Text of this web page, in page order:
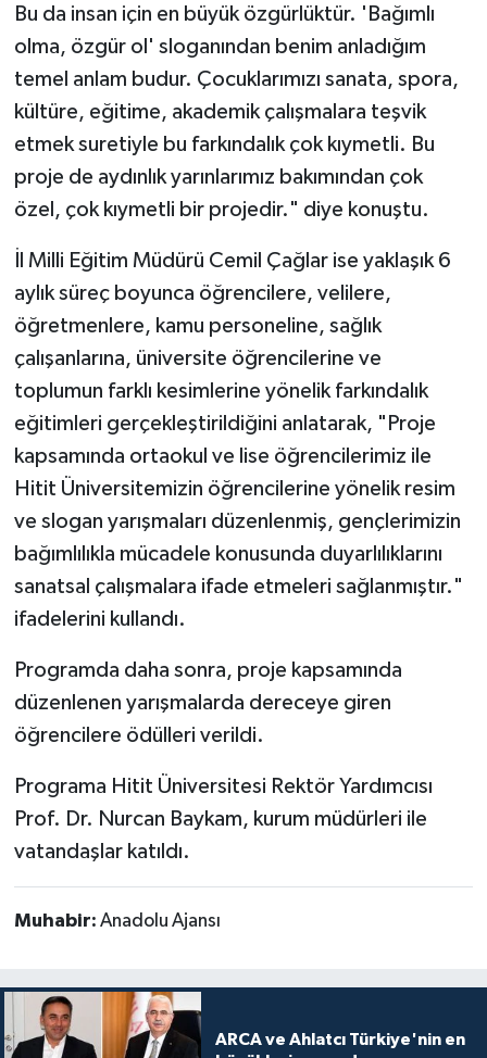
Bu da insan için en büyük özgürlüktür. 'Bağımlı
olma, özgür ol' sloganından benim anladığım
temel anlam budur. Çocuklarımızı sanata, spora,
kültüre, eğitime, akademik çalışmalara teşvik
etmek suretiyle bu farkındalık çok kıymetli. Bu
proje de aydınlık yarınlarımız bakımından çok
özel, çok kıymetli bir projedir." diye konuştu.
İl Milli Eğitim Müdürü Cemil Çağlar ise yaklaşık 6
aylık süreç boyunca öğrencilere, velilere,
öğretmenlere, kamu personeline, sağlık
çalışanlarına, üniversite öğrencilerine ve
toplumun farklı kesimlerine yönelik farkındalık
eğitimleri gerçekleştirildiğini anlatarak, "Proje
kapsamında ortaokul ve lise öğrencilerimiz ile
Hitit Üniversitemizin öğrencilerine yönelik resim
ve slogan yarışmaları düzenlenmiş, gençlerimizin
bağımlılıkla mücadele konusunda duyarlılıklarını
sanatsal çalışmalara ifade etmeleri sağlanmıştır."
ifadelerini kullandı.
Programda daha sonra, proje kapsamında
düzenlenen yarışmalarda dereceye giren
öğrencilere ödülleri verildi.
Programa Hitit Üniversitesi Rektör Yardımcısı
Prof. Dr. Nurcan Baykam, kurum müdürleri ile
vatandaşlar katıldı.
Muhabir: Anadolu Ajansı
ARCA ve Ahlatcı Türkiye'nin en